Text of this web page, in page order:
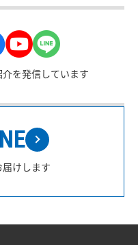
を発信しています
けします